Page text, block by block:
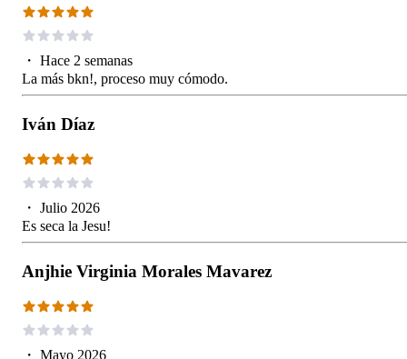
・ Hace 2 semanas
La más bkn!, proceso muy cómodo.
Iván Díaz
・ Julio 2026
Es seca la Jesu!
Anjhie Virginia Morales Mavarez
・ Mayo 2026